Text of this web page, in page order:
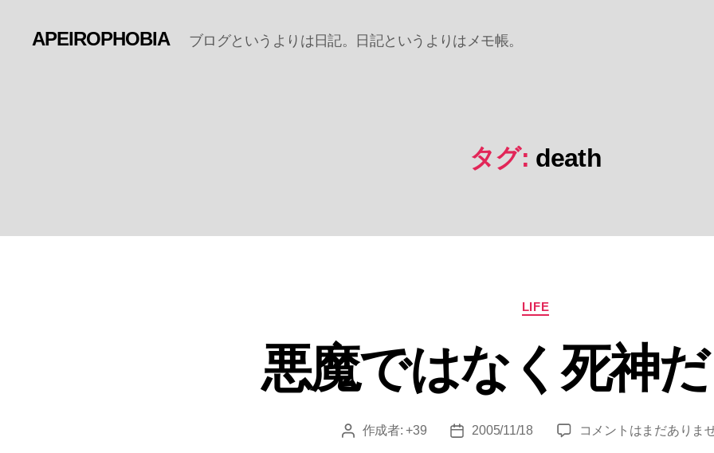
APEIROPHOBIA ブログというよりは日記。日記というよりはメモ帳。
タグ: death
カ
テ
リ
LIFE
悪魔ではなく死神
投 作成者:+39
投
2005/11/18
悪
コメントはまだありま